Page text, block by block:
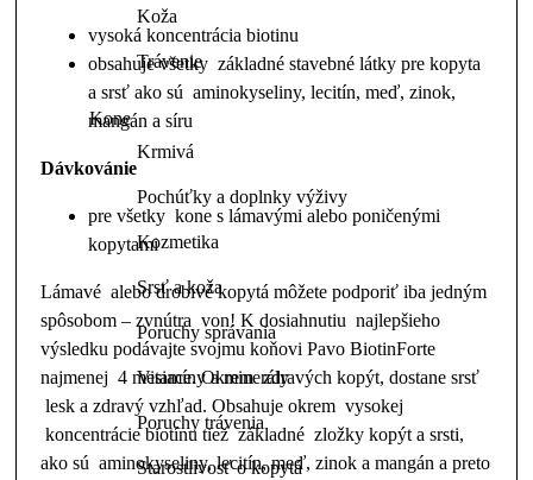
Koža
Trávenie
Kone
Krmivá
Pochúťky a doplnky výživy
Kozmetika
Srsť a koža
Poruchy správania
Vitamíny a minerály
Poruchy trávenia
Starostlivosť o kopytá
vysoká koncentrácia biotinu
obsahuje všetky základné stavebné látky pre kopyta
a srsť ako sú aminokyseliny, lecitín, meď, zinok,
mangán a síru
Dávkovánie
pre všetky kone s lámavými alebo poničenými
kopytami
Lámavé alebo drobivé kopytá môžete podporiť iba jedným
spôsobom – zvnútra von! K dosiahnutiu najlepšieho
výsledku podávajte svojmu koňovi Pavo BiotinForte
najmenej 4 mesiace. Okrem zdravých kopýt, dostane srsť
lesk a zdravý vzhľad. Obsahuje okrem vysokej
koncentrácie biotínu tiež základné zložky kopýt a srsti,
ako sú aminokyseliny, lecitín, meď, zinok a mangán a preto